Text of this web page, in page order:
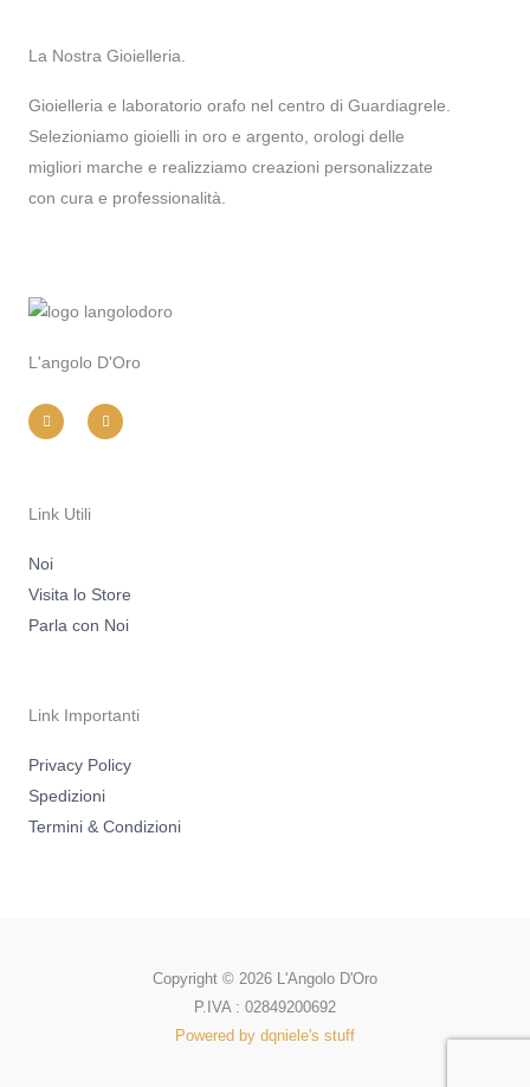
La Nostra Gioielleria.
Gioielleria e laboratorio orafo nel centro di Guardiagrele.
Selezioniamo gioielli in oro e argento, orologi delle
migliori marche e realizziamo creazioni personalizzate
con cura e professionalità.
L'angolo D'Oro
n
s
t
m
a
c
e
Link Utili
Noi
Visita lo Store
Parla con Noi
Link Importanti
Privacy Policy
Spedizioni
Termini & Condizioni
Copyright © 2026 L'Angolo D'Oro
P.IVA : 02849200692
Powered by dqniele's stuff